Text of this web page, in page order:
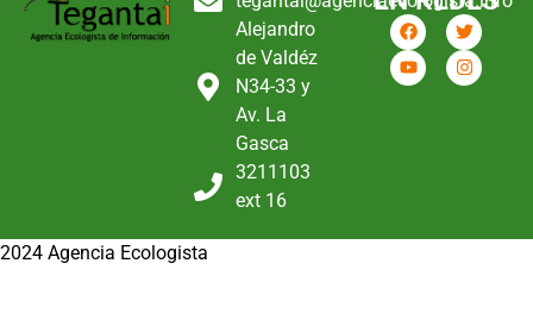
Alejandro
de Valdéz
N34-33 y
Av. La
Gasca
3211103
ext 16
2024 Agencia Ecologista